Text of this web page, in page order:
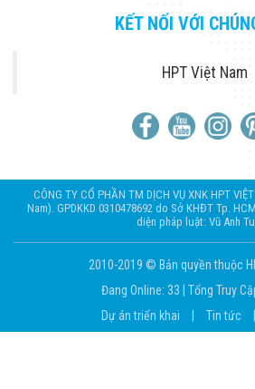
KẾT NỐI VỚI
HPT Việt Nam
CÔNG TY CỔ PHẦN TM DỊCH VỤ XNK HPT
Nam). GPDKKD 0310478692 do Sở KHĐT Tp.
diện pháp luật: Vũ Anh
2010-2019 © Bản quyền thuộc
Đang Online: 33 |Tổng Truy
Dự án triển khai
Tin tức